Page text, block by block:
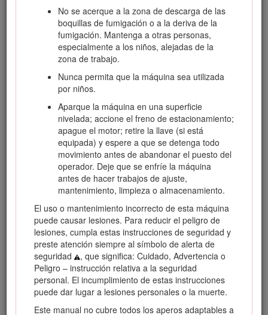
No se acerque a la zona de descarga de las
boquillas de fumigación o a la deriva de la
fumigación. Mantenga a otras personas,
especialmente a los niños, alejadas de la
zona de trabajo.
Nunca permita que la máquina sea utilizada
por niños.
Aparque la máquina en una superficie
nivelada; accione el freno de estacionamiento;
apague el motor; retire la llave (si está
equipada) y espere a que se detenga todo
movimiento antes de abandonar el puesto del
operador. Deje que se enfríe la máquina
antes de hacer trabajos de ajuste,
mantenimiento, limpieza o almacenamiento.
El uso o mantenimiento incorrecto de esta máquina
puede causar lesiones. Para reducir el peligro de
lesiones, cumpla estas instrucciones de seguridad y
preste atención siempre al símbolo de alerta de
seguridad
, que significa: Cuidado, Advertencia o
Peligro – instrucción relativa a la seguridad
personal. El incumplimiento de estas instrucciones
puede dar lugar a lesiones personales o la muerte.
Este manual no cubre todos los aperos adaptables a
información sobre la garantía, las piezas y otros datos sobre
el producto.
Figura 1
Este manual identifica peligros potenciales y contiene
mensajes de seguridad identificados por el símbolo de alerta
de seguridad (Figura 2), que señala un peligro que puede
causar lesiones graves o la muerte si usted no sigue las
precauciones recomendadas.